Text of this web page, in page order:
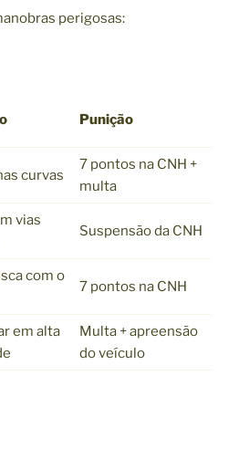
perigosas:
Punição
curvas
7 pontos na CNH +
multa
vias
Suspensão da CNH
com o
7 pontos na CNH
em alta
Multa + apreensão
do veículo